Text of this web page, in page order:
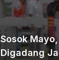
Sosok
Digadang